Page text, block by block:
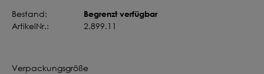
Verpackungsgröße
Bestand: Begrenzt verfügbar
ArtikelNr.: 2.899.11